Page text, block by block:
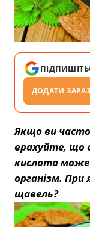
ДОДАТИ
Якщо ви
врахуйте, що
кислота
організм. При
щавель?